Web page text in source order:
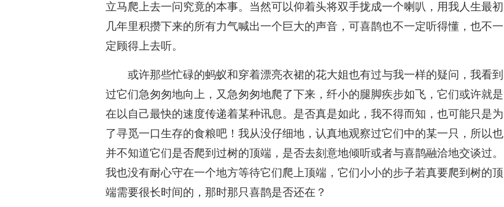
立马爬上去一问究竟的本事。当然可以仰着头将双手拢成一个喇叭，用我人生最初
几年里积攒下来的所有力气喊出一个巨大的声音，可喜鹊也不一定听得懂，也不一
定顾得上去听。
或许那些忙碌的蚂蚁和穿着漂亮衣裙的花大姐也有过与我一样的疑问，我看到
过它们急匆匆地向上，又急匆匆地爬了下来，纤小的腿脚疾步如飞，它们或许就是
在以自己最快的速度传递着某种讯息。是否真是如此，我不得而知，也可能只是为
了寻觅一口生存的食粮吧！我从没仔细地，认真地观察过它们中的某一只，所以也
并不知道它们是否爬到过树的顶端，是否去刻意地倾听或者与喜鹊融洽地交谈过。
我也没有耐心守在一个地方等待它们爬上顶端，它们小小的步子若真要爬到树的顶
端需要很长时间的，那时那只喜鹊是否还在？